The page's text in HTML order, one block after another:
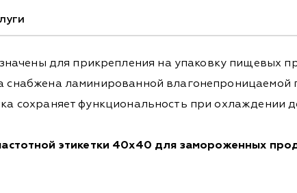
для прикрепления на упаковку пищевых
снабжена ламинированной
сохраняет функциональность при охлаждении
этикетки 40x40 для замороженных